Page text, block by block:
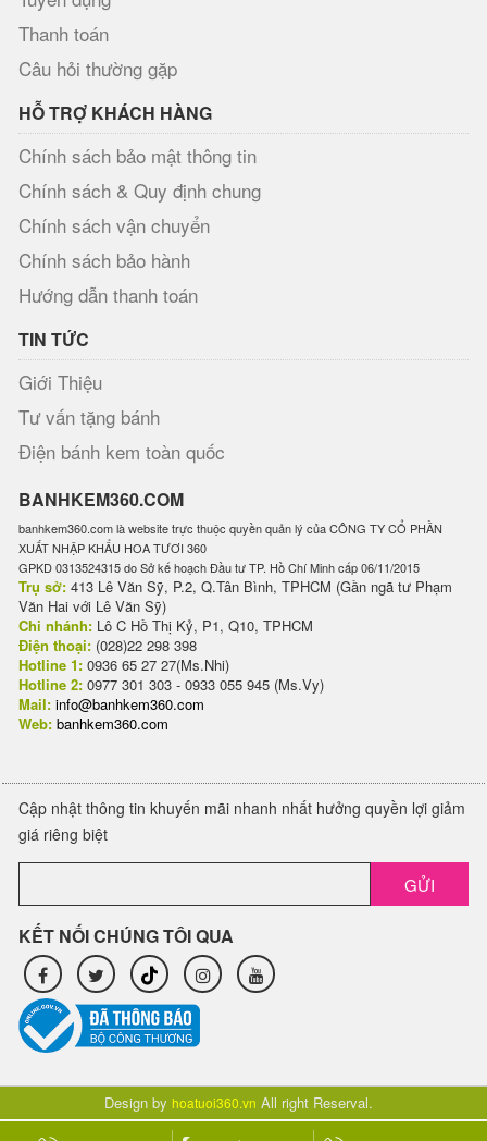
Thanh toán
Câu hỏi thường gặp
HỖ TRỢ KHÁCH HÀNG
Chính sách bảo mật thông tin
Chính sách & Quy định chung
Chính sách vận chuyển
Chính sách bảo hành
Hướng dẫn thanh toán
TIN TỨC
Giới Thiệu
Tư vấn tặng bánh
Điện bánh kem toàn quốc
BANHKEM360.COM
banhkem360.com là website trực thuộc quyền quản lý của CÔNG TY CỔ PHẦN
XUẤT NHẬP KHẨU HOA TƯƠI 360
GPKD 0313524315 do Sở kế hoạch Đầu tư TP. Hồ Chí Minh cấp 06/11/2015
Trụ sở: 413 Lê Văn Sỹ, P.2, Q.Tân Bình, TPHCM (Gần ngã tư Phạm
Văn Hai với Lê Văn Sỹ)
Chi nhánh: Lô C Hồ Thị Kỷ, P1, Q10, TPHCM
Điện thoại: (028)22 298 398
Hotline 1: 0936 65 27 27(Ms.Nhi)
Hotline 2: 0977 301 303 - 0933 055 945 (Ms.Vy)
Mail: info@banhkem360.com
Web: banhkem360.com
Cập nhật thông tin khuyến mãi nhanh nhất hưởng quyền lợi giảm
giá riêng biệt
GỬI
KẾT NỐI CHÚNG TÔI QUA
Design by hoatuoi360.vn All right Reserval.